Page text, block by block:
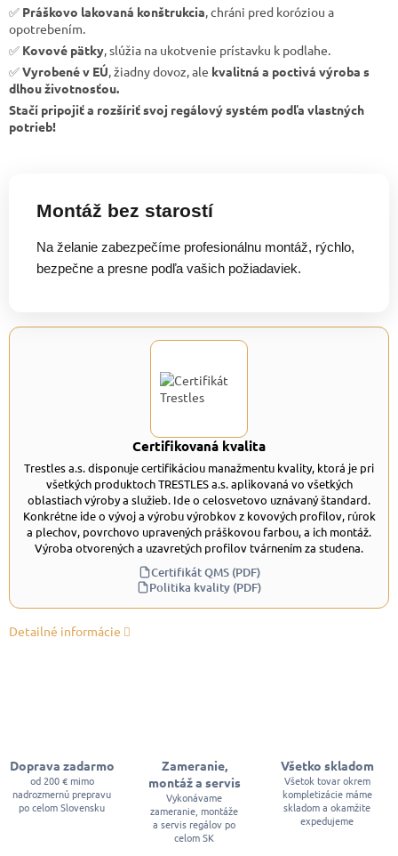
✅ Práškovo lakovaná konštrukcia , chráni pred koróziou a
opotrebením.
✅ Kovové pätky , slúžia na ukotvenie prístavku k podlahe.
✅Vyrobené v EÚ , žiadny dovoz, ale kvalitná a poctivá výroba s
dlhou životnosťou.
Stačí pripojiť a rozšíriť svoj regálový systém podľa vlastných
potrieb!
Montáž bez starostí
Na želanie zabezpečíme profesionálnu montáž, rýchlo,
bezpečne a presne podľa vašich požiadaviek.
Certifikovaná kvalita
Trestles a.s. disponuje certifikáciou manažmentu kvality, ktorá je pri
všetkých produktoch TRESTLES a.s. aplikovaná vo všetkých
oblastiach výroby a služieb. Ide o celosvetovo uznávaný štandard.
Konkrétne ide o vývoj a výrobu výrobkov z kovových profilov, rúrok
a plechov, povrchovo upravených práškovou farbou, a ich montáž.
Výroba otvorených a uzavretých profilov tvárnením za studena.
Certifikát QMS (PDF)
Politika kvality (PDF)
Detailné informácie
Doprava zadarmo
od 200 € mimo
nadrozmernú prepravu
po celom Slovensku
Zameranie,
montáž a servis
Vykonávame
zameranie, montáže
a servis regálov po
celom SK
Všetko skladom
Všetok tovar okrem
kompletizácie máme
skladom a okamžite
expedujeme